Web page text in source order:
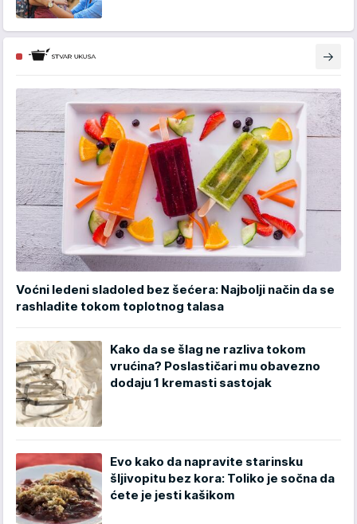
Voćni ledeni sladoled bez šećera: Najbolji način da se
rashladite tokom toplotnog talasa
Kako da se šlag ne razliva tokom
vrućina? Poslastičari mu obavezno
dodaju 1 kremasti sastojak
Evo kako da napravite starinsku
šljivopitu bez kora: Toliko je sočna da
ćete je jesti kašikom